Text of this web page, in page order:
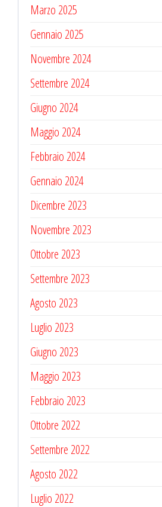
Marzo 2025
Gennaio 2025
Novembre 2024
Settembre 2024
Giugno 2024
Maggio 2024
Febbraio 2024
Gennaio 2024
Dicembre 2023
Novembre 2023
Ottobre 2023
Settembre 2023
Agosto 2023
Luglio 2023
Giugno 2023
Maggio 2023
Febbraio 2023
Ottobre 2022
Settembre 2022
Agosto 2022
Luglio 2022